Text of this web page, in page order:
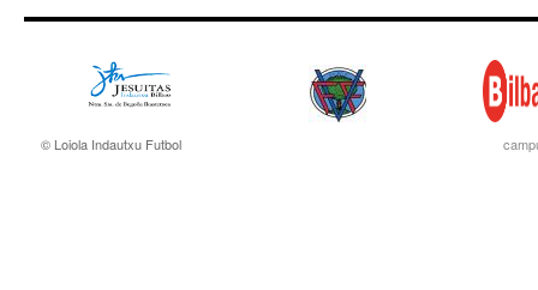
© Loiola Indautxu Futbol